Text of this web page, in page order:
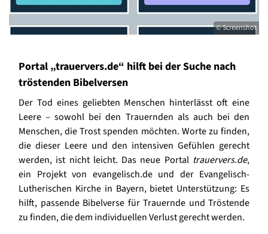
© Screenshot
Portal „trauervers.de“ hilft bei der Suche nach
tröstenden Bibelversen
Der Tod eines geliebten Menschen hinterlässt oft eine
Leere – sowohl bei den Trauernden als auch bei den
Menschen, die Trost spenden möchten. Worte zu finden,
die dieser Leere und den intensiven Gefühlen gerecht
werden, ist nicht leicht. Das neue Portal trauervers.de,
ein Projekt von evangelisch.de und der Evangelisch-
Lutherischen Kirche in Bayern, bietet Unterstützung: Es
hilft, passende Bibelverse für Trauernde und Tröstende
zu finden, die dem individuellen Verlust gerecht werden.